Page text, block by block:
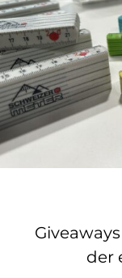
Giveaways
der
der